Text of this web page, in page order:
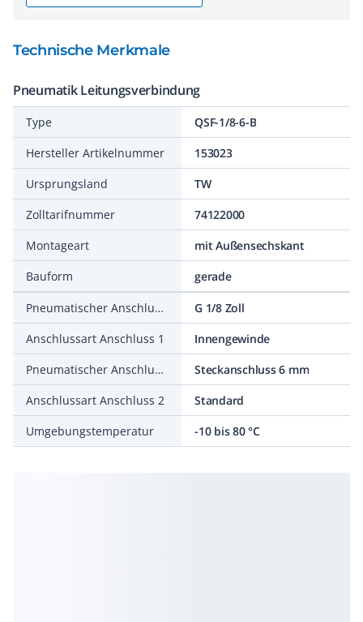
Technische Merkmale
Pneumatik Leitungsverbindung
Type
QSF-1/8-6-B
Hersteller Artikelnummer
153023
Ursprungsland
TW
Zolltarifnummer
74122000
Montageart
mit Außensechskant
Bauform
gerade
Pneumatischer Anschluss 1
G 1/8 Zoll
Anschlussart Anschluss 1
Innengewinde
Pneumatischer Anschluss 2
Steckanschluss 6 mm
Anschlussart Anschluss 2
Standard
Umgebungstemperatur
-10 bis 80 °C